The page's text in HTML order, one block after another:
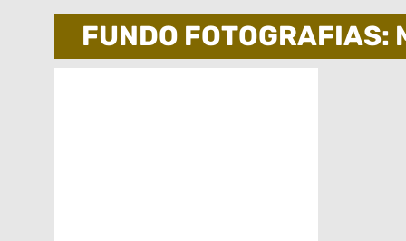
FUNDO FOTOGRAFIAS: